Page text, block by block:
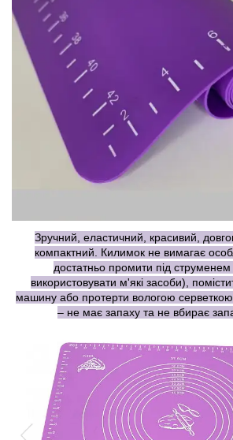
Зручний, еластичний, красивий,
компактний. Килимок не вимагає
достатньо промити під
використовувати м'які засоби),
машину або протерти вологою
– не має запаху та не вбирає